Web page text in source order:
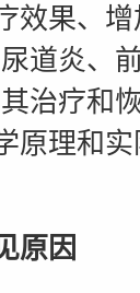
效果、
道炎、
治疗和
原理和实
因